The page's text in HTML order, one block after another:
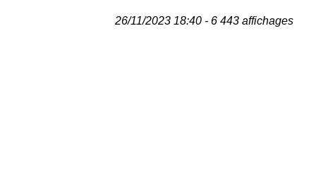
26/11/2023 18:40 - 6 443 affichages